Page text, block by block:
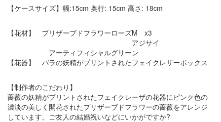
【ケースサイズ】幅:15cm 奥行: 15cm 高さ: 18cm
【花材】 プリザーブドフラワーローズM x3
アジサイ
アーティフィシャルグリーン
【花器】 バラの妖精がプリントされたフェイクレザーボックス
【制作者のこだわり】
薔薇の妖精がプリントされたフェイクレーザの花器にピンク色の
濃淡の美しく開花されたプリザーブドフラワーの薔薇をアレンジ
しています。ご友人の結婚祝いなどにいかがですか?